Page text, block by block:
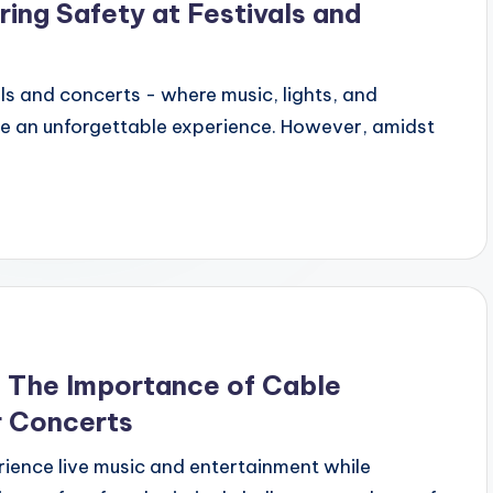
Safety at Festivals and
and concerts - where music, lights, and
unforgettable experience. However, amidst
Importance of Cable
Concerts
live music and entertainment while